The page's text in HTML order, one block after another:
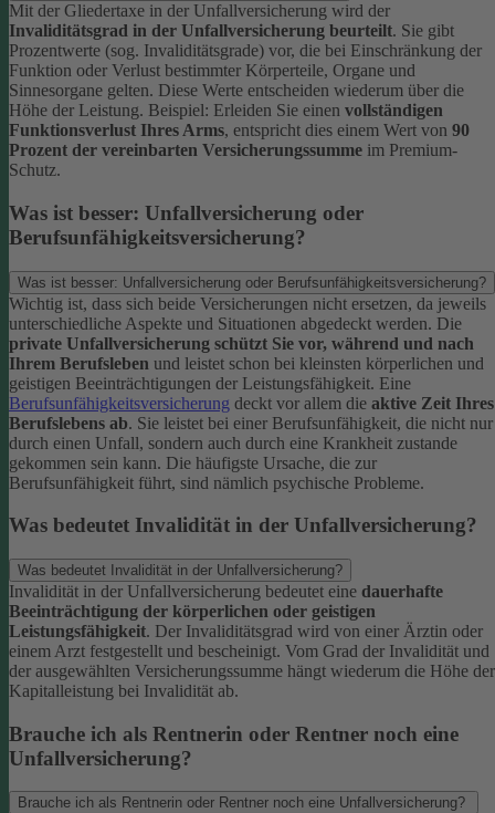
Mit der Gliedertaxe in der Unfallversicherung wird der
Invaliditätsgrad in der Unfallversicherung beurteilt. Sie gibt
Prozentwerte (sog. Invaliditätsgrade) vor, die bei Einschränkung der
Funktion oder Verlust bestimmter Körperteile, Organe und
Sinnesorgane gelten. Diese Werte entscheiden wiederum über die
Höhe der Leistung. Beispiel: Erleiden Sie einen vollständigen
Funktionsverlust Ihres Arms, entspricht dies einem Wert von 90
Prozent der vereinbarten Versicherungssumme im Premium-
Schutz.
Was ist besser: Unfallversicherung oder
Berufsunfähigkeitsversicherung?
Was ist besser: Unfallversicherung oder Berufsunfähigkeitsversicherung?
Wichtig ist, dass sich beide Versicherungen nicht ersetzen, da jeweils
unterschiedliche Aspekte und Situationen abgedeckt werden. Die
private Unfallversicherung schützt Sie vor, während und nach
Ihrem Berufsleben und leistet schon bei kleinsten körperlichen und
geistigen Beeinträchtigungen der Leistungsfähigkeit. Eine
Berufsunfähigkeitsversicherung deckt vor allem die aktive Zeit Ihres
Berufslebens ab. Sie leistet bei einer Berufsunfähigkeit, die nicht nur
durch einen Unfall, sondern auch durch eine Krankheit zustande
gekommen sein kann. Die häufigste Ursache, die zur
Berufsunfähigkeit führt, sind nämlich psychische Probleme.
Was bedeutet Invalidität in der Unfallversicherung?
Was bedeutet Invalidität in der Unfallversicherung?
Invalidität in der Unfallversicherung bedeutet eine dauerhafte
Beeinträchtigung der körperlichen oder geistigen
Leistungsfähigkeit. Der Invaliditätsgrad wird von einer Ärztin oder
einem Arzt festgestellt und bescheinigt. Vom Grad der Invalidität und
der ausgewählten Versicherungssumme hängt wiederum die Höhe der
Kapitalleistung bei Invalidität ab.
Brauche ich als Rentnerin oder Rentner noch eine
Unfallversicherung?
Brauche ich als Rentnerin oder Rentner noch eine Unfallversicherung?